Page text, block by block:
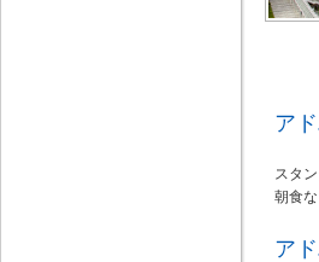
ア
スタ
朝食
ア